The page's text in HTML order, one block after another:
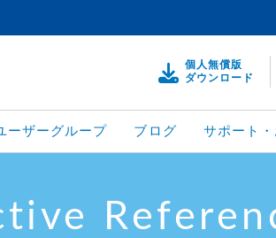
個人無償版
ダウンロード
ーザーグループ ブログ サポート